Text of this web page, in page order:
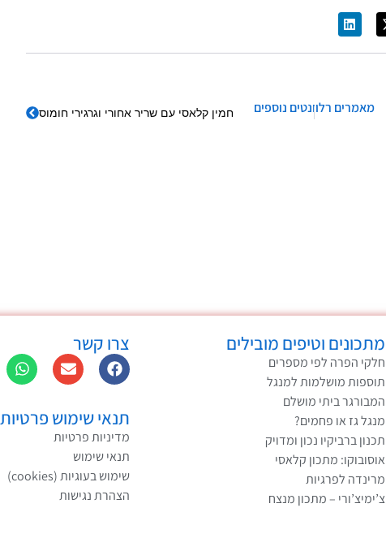
מאמרים רלוונטים נוספים חמין קלאסי עם שריר אחורי וגרגירי חומוס
צרו קשר
תנאי שימוש פרטיות
מדיניות פרטיות
תנאי שימוש
שימוש בעוגיות (cookies)
הצהרת נגישות
מתכונים וטיפים מובילים
חלקי הפרה לפי מספרים
תוספות מושלמות למנגל
המבורגר ביתי מושלם
מנגל גז או פחמים?
תכנון ברביקיו נכון ומדויק
אוסובוקו: מתכון קלאסי
מרינדה לפרגיות
צ’ימיצ’ורי – מתכון מנצח